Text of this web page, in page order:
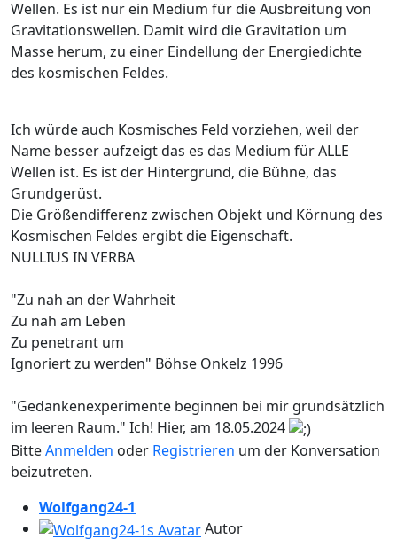
Wellen. Es ist nur ein Medium für die Ausbreitung von
Gravitationswellen. Damit wird die Gravitation um
Masse herum, zu einer Eindellung der Energiedichte
des kosmischen Feldes.
Ich würde auch Kosmisches Feld vorziehen, weil der
Name besser aufzeigt das es das Medium für ALLE
Wellen ist. Es ist der Hintergrund, die Bühne, das
Grundgerüst.
Die Größendifferenz zwischen Objekt und Körnung des
Kosmischen Feldes ergibt die Eigenschaft.
NULLIUS IN VERBA
"Zu nah an der Wahrheit
Zu nah am Leben
Zu penetrant um
Ignoriert zu werden" Böhse Onkelz 1996
"Gedankenexperimente beginnen bei mir grundsätzlich
im leeren Raum." Ich! Hier, am 18.05.2024
BitteAnmelden oder Registrieren um der Konversation
beizutreten.
Wolfgang24-1
Autor